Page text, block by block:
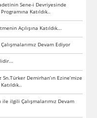
Sene-i Devriyesinde
Katıldık..
Açılışına Katıldık...
Devam Ediyor
Demirhan’ın Ezine’mize
ilgili Çalışmalarımız Devam